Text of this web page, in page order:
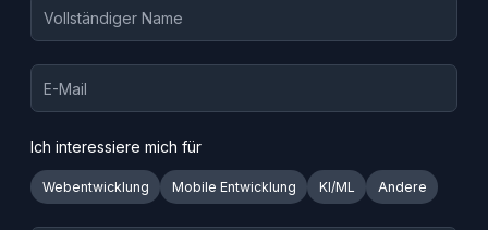
Ich interessiere mich für
Webentwicklung Mobile Entwicklung KI/ML Andere